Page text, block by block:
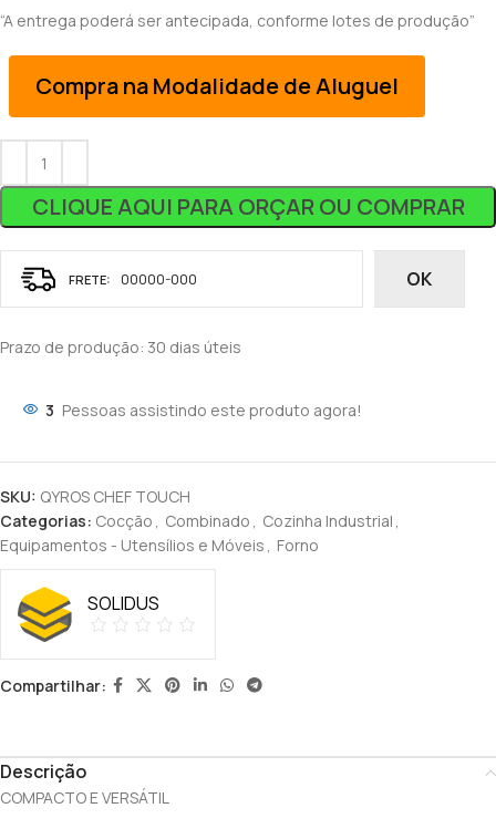
“A entrega poderá ser antecipada, conforme lotes de produção”
Compra na Modalidade de Aluguel
CLIQUE AQUI PARA ORÇAR OU COMPRAR
OK
Prazo de produção: 30 dias úteis
3 Pessoas assistindo este produto agora!
SKU: QYROS CHEF TOUCH
Categorias: Cocção , Combinado , Cozinha Industrial ,
Equipamentos - Utensílios e Móveis , Forno
SOLIDUS
Compartilhar:
Descrição
COMPACTO E VERSÁTIL